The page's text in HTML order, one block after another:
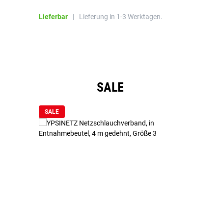
Lieferbar | Lieferung in 1-3 Werktagen.
SALE
SALE